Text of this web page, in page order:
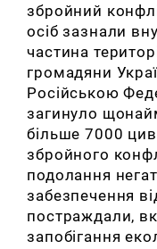
збройний
осіб зазнали
частина
громадяни
Російською
загинуло
більше 7000
збройного
подолання
забезпечення
постраждали,
запобігання